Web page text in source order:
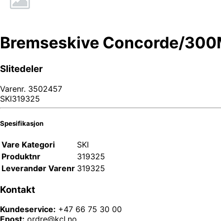
Bremseskive Concorde/
Slitedeler
Varenr. 3502457
SKI319325
Spesifikasjon
Vare Kategori
SKI
Produktnr
319325
Leverandør Varenr 319325
Kontakt
Kundeservice: +47 66 75 30 00